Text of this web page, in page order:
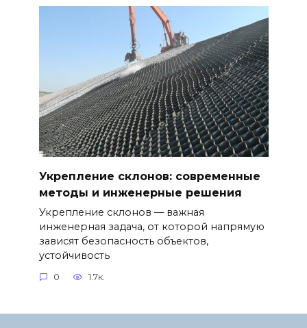
Укрепление склонов: современные
методы и инженерные решения
Укрепление склонов — важная
инженерная задача, от которой напрямую
зависят безопасность объектов,
устойчивость
0 1.7к.